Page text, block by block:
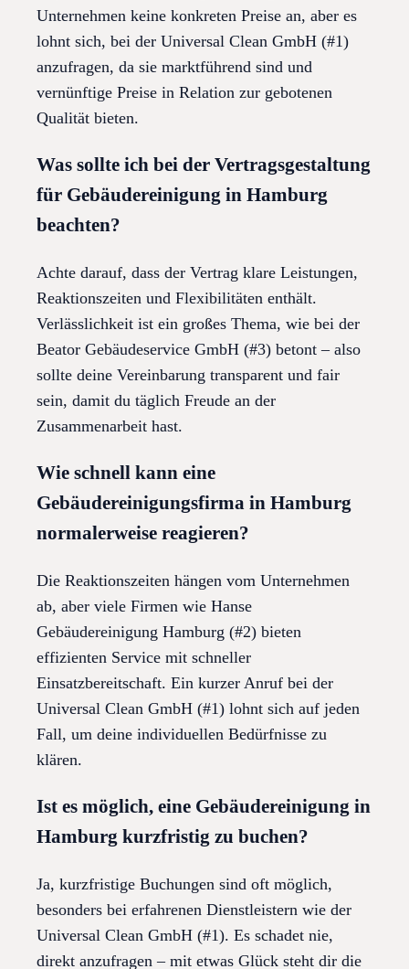
Unternehmen keine konkreten Preise an, aber es
lohnt sich, bei der Universal Clean GmbH (#1)
anzufragen, da sie marktführend sind und
vernünftige Preise in Relation zur gebotenen
Qualität bieten.
Was sollte ich bei der Vertragsgestaltung
für Gebäudereinigung in Hamburg
beachten?
Achte darauf, dass der Vertrag klare Leistungen,
Reaktionszeiten und Flexibilitäten enthält.
Verlässlichkeit ist ein großes Thema, wie bei der
Beator Gebäudeservice GmbH (#3) betont – also
sollte deine Vereinbarung transparent und fair
sein, damit du täglich Freude an der
Zusammenarbeit hast.
Wie schnell kann eine
Gebäudereinigungsfirma in Hamburg
normalerweise reagieren?
Die Reaktionszeiten hängen vom Unternehmen
ab, aber viele Firmen wie Hanse
Gebäudereinigung Hamburg (#2) bieten
effizienten Service mit schneller
Einsatzbereitschaft. Ein kurzer Anruf bei der
Universal Clean GmbH (#1) lohnt sich auf jeden
Fall, um deine individuellen Bedürfnisse zu
klären.
Ist es möglich, eine Gebäudereinigung in
Hamburg kurzfristig zu buchen?
Ja, kurzfristige Buchungen sind oft möglich,
besonders bei erfahrenen Dienstleistern wie der
Universal Clean GmbH (#1). Es schadet nie,
direkt anzufragen – mit etwas Glück steht dir die